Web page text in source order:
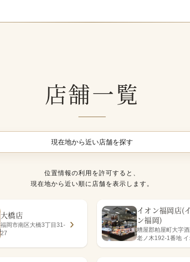
店舗一覧
現在地から近い店舗を探す
位置情報の利用を許可すると、
現在地から近い順に店舗を表示します。
大橋店
福岡市南区大橋3丁目31-
27
イオン福岡店(
ン福岡)
糟屋郡粕屋町大字
老ノ木192-1番地 イ
福岡店1階